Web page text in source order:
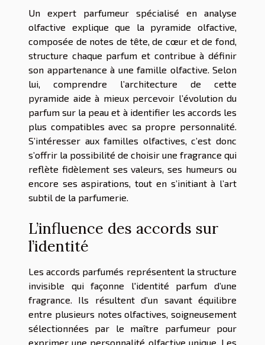
Un expert parfumeur spécialisé en analyse
olfactive explique que la pyramide olfactive,
composée de notes de tête, de cœur et de fond,
structure chaque parfum et contribue à définir
son appartenance à une famille olfactive. Selon
lui, comprendre l’architecture de cette
pyramide aide à mieux percevoir l’évolution du
parfum sur la peau et à identifier les accords les
plus compatibles avec sa propre personnalité.
S’intéresser aux familles olfactives, c’est donc
s’offrir la possibilité de choisir une fragrance qui
reflète fidèlement ses valeurs, ses humeurs ou
encore ses aspirations, tout en s’initiant à l’art
subtil de la parfumerie.
L’influence des accords sur
l’identité
Les accords parfumés représentent la structure
invisible qui façonne l'identité parfum d’une
fragrance. Ils résultent d’un savant équilibre
entre plusieurs notes olfactives, soigneusement
sélectionnées par le maître parfumeur pour
exprimer une personnalité olfactive unique. Les